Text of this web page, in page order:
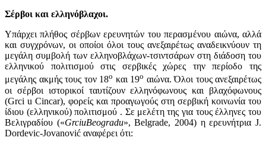
Σέρβοι και ελληνόβλαχοι.
Υπάρχει πλήθος σέρβων ερευνητών του περασμένου αιώνα, αλλά
και συγχρόνων, οι οποίοι όλοι τους ανεξαιρέτως αναδεικνύουν τη
μεγάλη συμβολή των ελληνοβλάχων-τσιντσάρων στη διάδοση του
ελληνικού πολιτισμού στις σερβικές χώρες την περίοδο της
μεγάλης ακμής τους τον 18ο και 19ο αιώνα. Όλοι τους ανεξαιρέτως
οι σέρβοι ιστορικοί ταυτίζουν ελληνόφωνους και βλαχόφωνους
(Grci u Cincar), φορείς και προαγωγούς στη σερβική κοινωνία του
ίδιου (ελληνικού) πολιτισμού . Σε μελέτη της για τους έλληνες του
Βελιγραδίου («GrciuBeogradu», Belgrade, 2004) η ερευνήτρια J.
Dordevic-Jovanović αναφέρει ότι: